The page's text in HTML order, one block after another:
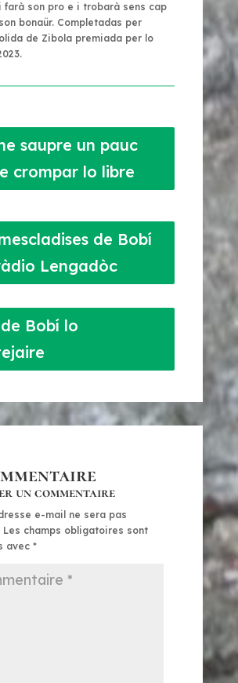
farà son pro e i trobarà sens cap
bonaür. Completadas per
de Zibolapremiada per lo
saupre un pauc
crompar lo libre
de Bobí
Lengadòc
Bobí lo
un commentaire
e-mail ne sera pas
Les champs obligatoires sont
avec *